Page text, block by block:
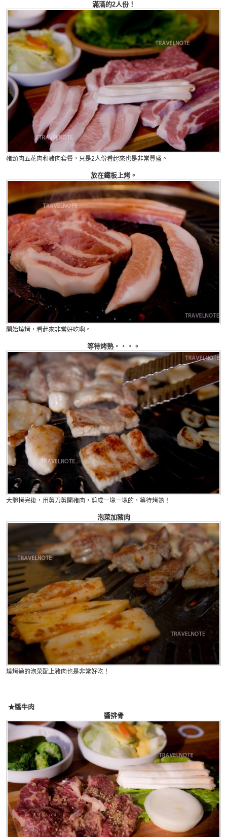
滿滿的2人份！
豬頸肉五花肉和豬肉套餐，只是2人份看起來也是非常豐盛。
放在鐵板上烤。
開始燒烤，看起來非常好吃啊。
等待烤熟・・・。
大體拷完後，用剪刀剪開豬肉，剪成一塊一塊的，等待烤熟！
泡菜加豬肉
燒烤過的泡菜配上豬肉也是非常好吃！
★醬牛肉
醬排骨